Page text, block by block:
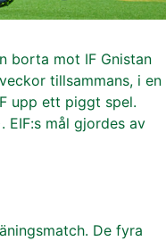
borta mot IF Gnistan
tillsammans, i en
upp ett piggt spel.
EIF:s mål gjordes av
De fyra